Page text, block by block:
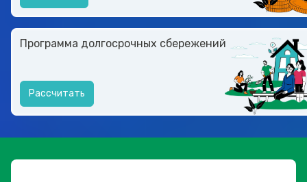
Программа долгосрочных сбережений
Рассчитать